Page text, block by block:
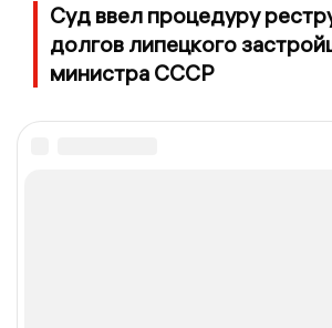
Суд ввел процедуру
долгов липецкого
министра СССР